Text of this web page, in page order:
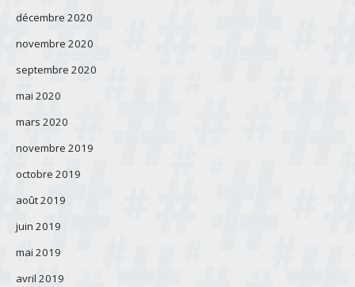
décembre 2020
novembre 2020
septembre 2020
mai 2020
mars 2020
novembre 2019
octobre 2019
août 2019
juin 2019
mai 2019
avril 2019